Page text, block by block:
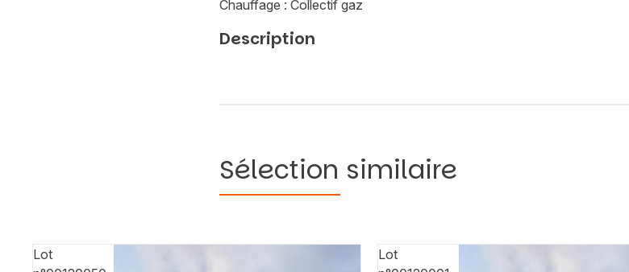
Chauffage : Collectif gaz
Description
Sélection similaire
Lot
Lot